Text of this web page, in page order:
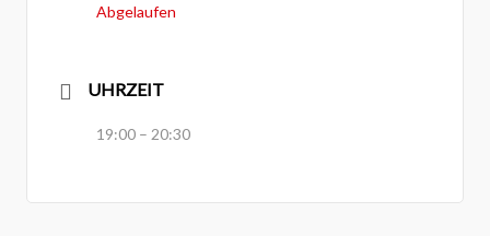
Abgelaufen
UHRZEIT
19:00 – 20:30